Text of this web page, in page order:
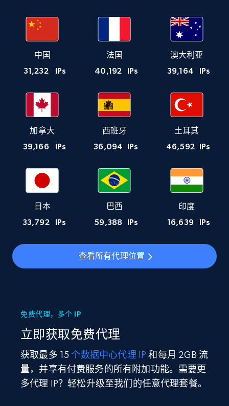
中国
31,232 IPs
法国
40,192 IPs
澳大利亚
39,164 IPs
加拿大
39,166 IPs
西班牙
36,094 IPs
土耳其
46,592 IPs
日本
33,792 IPs
巴西
59,388 IPs
印度
16,639 IPs
查看所有代理位置
免费代理，多个 IP
立即获取免费代理
获取最多 15个数据中心代理 IP 和每月 2GB 流
量，并享有付费服务的所有附加功能。需要更
多代理 IP？轻松升级至我们的任意代理套餐。